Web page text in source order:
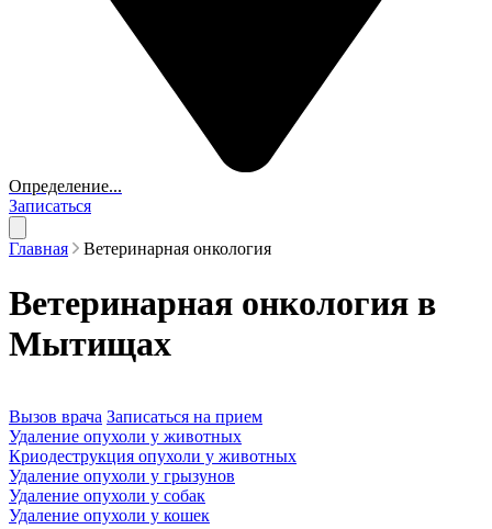
Определение...
Записаться
Главная Ветеринарная онкология
Ветеринарная онкология в
Мытищах
Вызов врача Записаться на прием
Удаление опухоли у животных
Криодеструкция опухоли у животных
Удаление опухоли у грызунов
Удаление опухоли у собак
Удаление опухоли у кошек